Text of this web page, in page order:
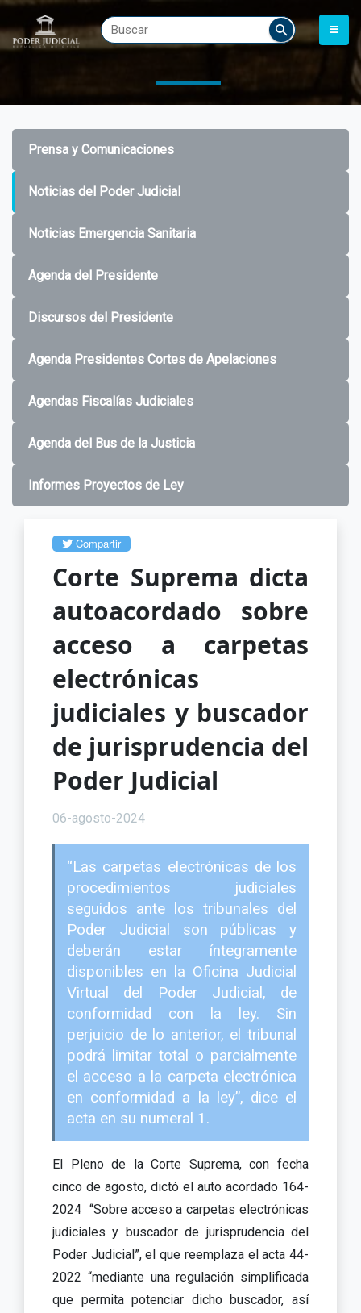
Prensa y Comunicaciones
Noticias del Poder Judicial
Noticias Emergencia Sanitaria
Agenda del Presidente
Discursos del Presidente
Agenda Presidentes Cortes de Apelaciones
Agendas Fiscalías Judiciales
Agenda del Bus de la Justicia
Informes Proyectos de Ley
Compartir
Corte Suprema dicta
autoacordado sobre
acceso a carpetas
electrónicas
judiciales y buscador
de jurisprudencia del
Poder Judicial
06-agosto-2024
“Las carpetas electrónicas de los
procedimientos judiciales
seguidos ante los tribunales del
Poder Judicial son públicas y
deberán estar íntegramente
disponibles en la Oficina Judicial
Virtual del Poder Judicial, de
conformidad con la ley. Sin
perjuicio de lo anterior, el tribunal
podrá limitar total o parcialmente
el acceso a la carpeta electrónica
en conformidad a la ley”, dice el
acta en su numeral 1.
El Pleno de la Corte Suprema, con fecha
cinco de agosto, dictó el auto acordado 164-
2024 “Sobre acceso a carpetas electrónicas
judiciales y buscador de jurisprudencia del
Poder Judicial”, el que reemplaza el acta 44-
2022 “mediante una regulación simplificada
que permita potenciar dicho buscador, así